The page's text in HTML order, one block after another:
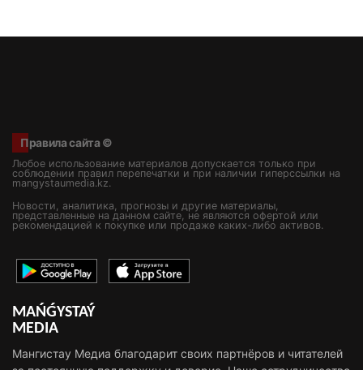
Правила сайта ©
Любое использование материалов допускается только при
соблюдении правил перепечатки и при наличии гиперссылки на
mangystaumedia.kz.
Новости, аналитика, прогнозы и другие материалы,
представленные на данном сайте, не являются офертой или
рекомендацией к покупке или продаже каких-либо активов.
MAŃǴYSTAÝ
MEDIA
Мангистау Медиа благодарит своих партнёров и читателей